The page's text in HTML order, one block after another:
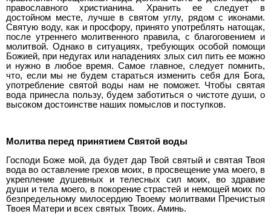
пра­вославного христианина. Хранить ее следует в
достойном месте, лучше в святом углу, рядом с иконами.
Святую воду, как и про­сфору, принято употреблять натощак,
после утреннего молит­венного правила, с благоговением и
молитвой. Однако в ситуациях, требующих особой помощи
Божией, при недугах или нападениях злых сил пить ее можно
и нужно в любое время. Самое главное, следует помнить,
что, если мы не будем стараться изменить себя для Бога,
употребление святой воды нам не по­может. Чтобы святая
вода принесла пользу, будем заботиться о чистоте души, о
высоком достоинстве наших помыслов и по­ступков.
Молитва перед принятием Святой воды
Господи Боже мой, да будет дар Твой святый и святая Твоя
вода во оставле­ние грехов моих, в просвещение ума моего, в
укрепление душевных и телес­ных сил моих, во здравие
души и тела моего, в покорение страстей и немощей моих по
безпредельному милосердию Твоему молитвами Пречистыя
Твоея Ма­тери и всех святых Твоих. Аминь.